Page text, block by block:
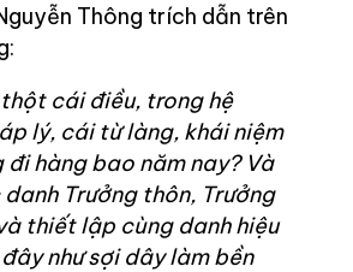
Thông trích dẫn trên
cái điều, trong hệ
lý, cái từ làng, khái niệm
hàng bao năm nay? Và
Trưởng thôn, Trưởng
thiết lập cùng danh hiệu
như sợi dây làm bền